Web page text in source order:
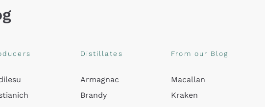
Distillates
Armagnac
Brandy
From our Blog
Macallan
Kraken